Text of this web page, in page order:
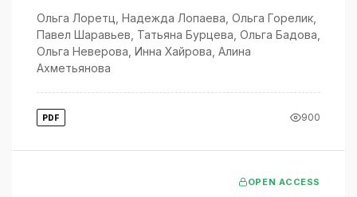
Ольга Лоретц Надежда Лопаева Ольга Горелик
Павел Шаравьев Татьяна Бурцева Ольга Бадова
Ольга Неверова Инна Хайрова Алина
Ахметьянова
PDF 900
OPEN ACCESS